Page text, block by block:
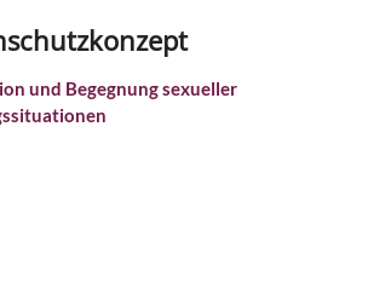
und Begegnung sexueller